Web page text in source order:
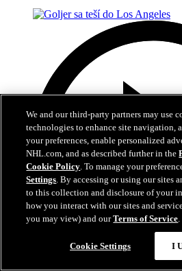
We and our third-party partners may use
technologies to enhance site navigation,
your preferences, enable personalized
NHL.com, and as described further in the
Cookie Policy. To manage your
Settings. By accessing or using our sites
to this collection and disclosure of your
how you interact with our sites and
you may view) and ourTerms of Service.
Cookie Settings I